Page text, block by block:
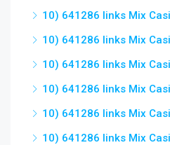
10) 641286 links Mix
10) 641286 links Mix
10) 641286 links Mix
10) 641286 links Mix
10) 641286 links Mix
10) 641286 links Mix